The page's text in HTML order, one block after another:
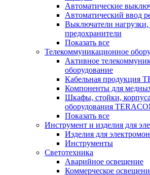
Автоматические
Автоматический ввод
Выключатели
предохранители
Показать все
Телекоммуникационное
Активное
оборудование
Кабельная продукция
Компоненты для
Шкафы, стойки,
оборудования
Показать все
Инструмент и изделия для
Изделия для
Инструменты
Светотехника
Аварийное освещение
Коммерческое